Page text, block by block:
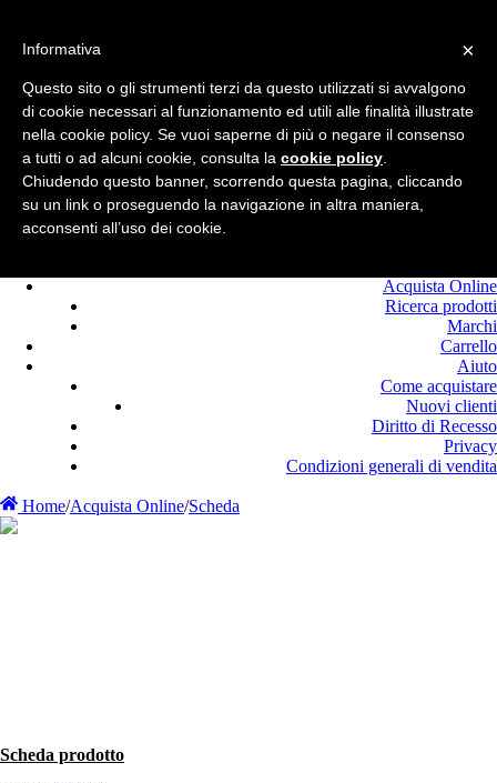
Chiamaci : +39.0525
Registrati
Login
Acquista Online
Ricerca prodotti
Marchi
Carrello
Aiuto
Come acquistare
Nuovi clienti
Diritto di Recesso
Privacy
Condizioni generali di vendita
Home/Acquista Online/Scheda
Scheda prodotto
×
Informativa
Questo sito o gli strumenti terzi da questo utilizzati si avvalgono
di cookie necessari al funzionamento ed utili alle finalità illustrate
nella cookie policy. Se vuoi saperne di più o negare il consenso
a tutti o ad alcuni cookie, consulta la cookie policy
Chiudendo questo banner, scorrendo questa pagina, cliccando
su un link o proseguendo la navigazione in altra maniera,
acconsenti all’uso dei cookie.